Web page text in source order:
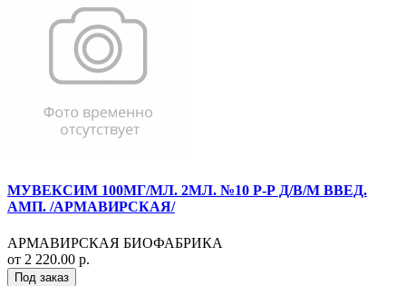
МУВЕКСИМ 100МГ/МЛ. 2МЛ. №10 Р-Р Д/В/М ВВЕД.
АМП. /АРМАВИРСКАЯ/
АРМАВИРСКАЯ БИОФАБРИКА
от 2 220.00 р.
Под заказ